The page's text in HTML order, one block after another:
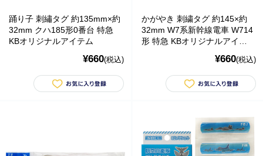
踊り子 刺繡タグ 約135mm×約
32mm クハ185形0番台 特急
KBオリジナルアイテム
¥660(税込)
かがやき 刺繍タグ 約145×約
32mm W7系新幹線電車 W714
形 特急 KBオリジナルアイテ
¥660(税込)